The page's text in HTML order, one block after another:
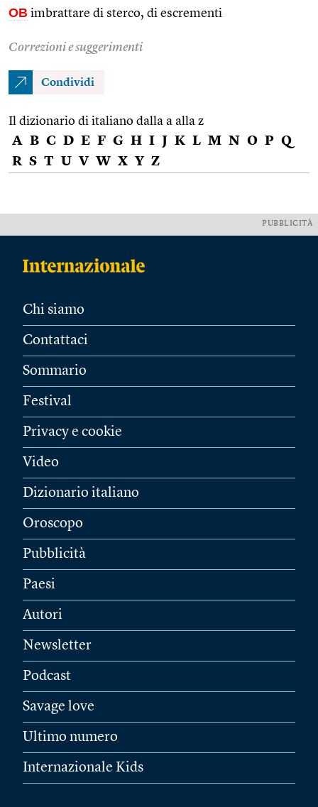
OB imbrattare di sterco, di escrementi
Correzioni e suggerimenti
Condividi
Il dizionario di italiano dalla a alla z
A B C D E F G H I J K L M N O P Q
R S T U V W X Y Z
PUBBLICITÀ
Chi siamo
Contattaci
Sommario
Festival
Privacy e cookie
Video
Dizionario italiano
Oroscopo
Pubblicità
Paesi
Autori
Newsletter
Podcast
Savage love
Ultimo numero
Internazionale Kids